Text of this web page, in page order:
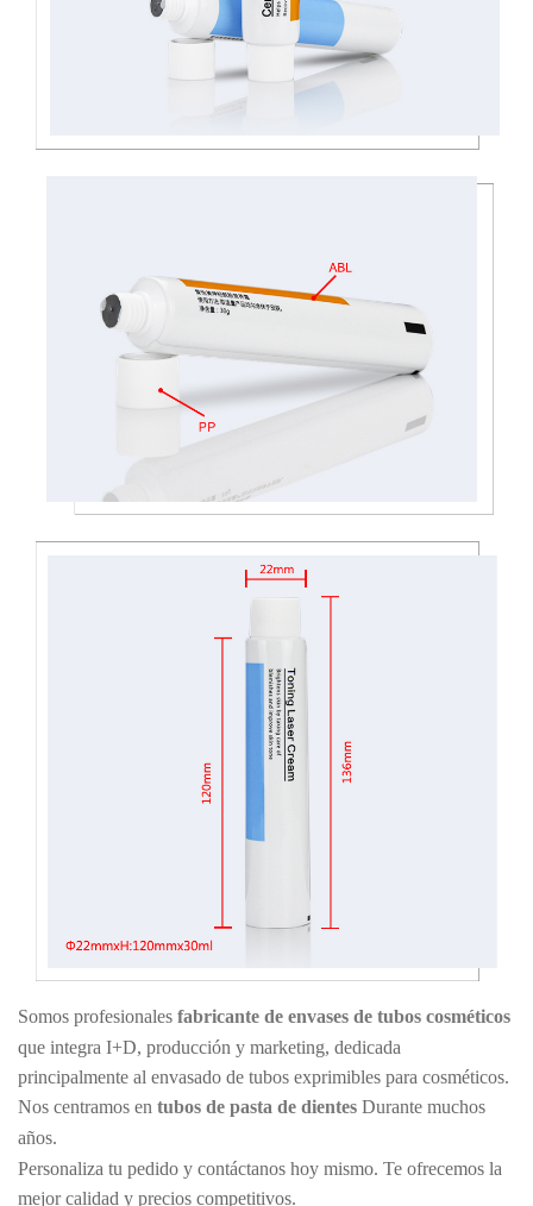
Somos profesionales fabricante de envases de tubos cosméticos
que integra I+D, producción y marketing, dedicada
principalmente al envasado de tubos exprimibles para cosméticos.
Nos centramos en tubos de pasta de dientes Durante muchos
años.
Personaliza tu pedido y contáctanos hoy mismo. Te ofrecemos la
mejor calidad y precios competitivos.